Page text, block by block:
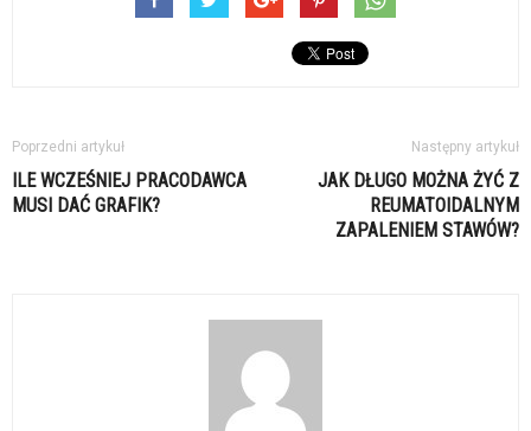
Poprzedni artykuł
ILE WCZEŚNIEJ PRACODAWCA
MUSI DAĆ GRAFIK?
Następny artykuł
JAK DŁUGO MOŻNA ŻYĆ Z
REUMATOIDALNYM
ZAPALENIEM STAWÓW?